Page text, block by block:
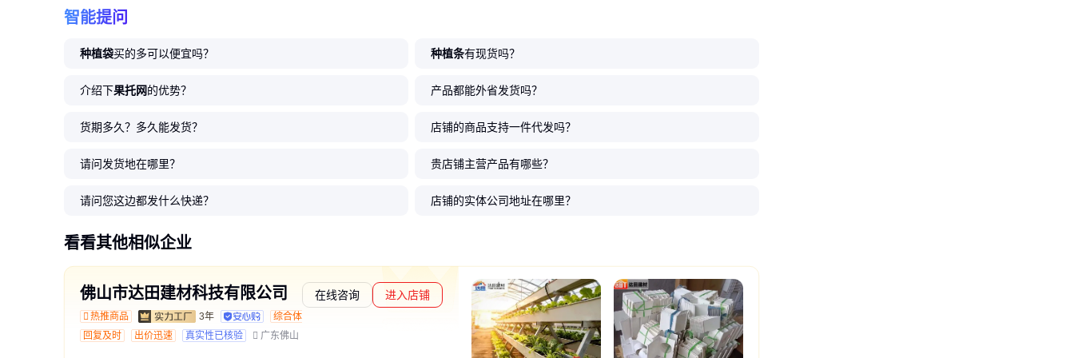
智能提问
种植袋买的多可以便宜吗？ 种植条有现货吗？
介绍下果托网的优势？ 产品都能外省发货吗？
货期多久？多久能发货？ 店铺的商品支持一件代发吗？
请问发货地在哪里？ 贵店铺主营产品有哪些？
请问您这边都发什么快递？ 店铺的实体公司地址在哪里？
看看其他相似企业
佛山市达田建材科技有限公司
热推商品 3年 综合体验
在线咨询 进入店铺
回复及时 出价迅速 真实性已核验 广东佛山